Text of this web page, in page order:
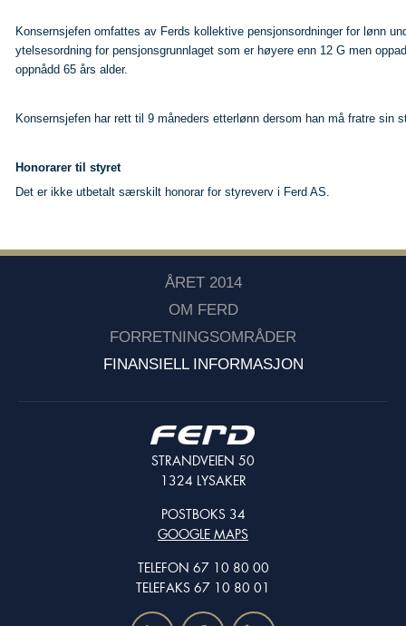
Konsernsjefen omfattes av Ferds kollektive pensjonsordninger for lønn
ytelsesordning for pensjonsgrunnlaget som er høyere enn 12 G men
oppnådd 65 års alder.
Konsernsjefen har rett til 9 måneders etterlønn dersom han må fratre sin
Honorarer til styret
Det er ikke utbetalt særskilt honorar for styreverv i Ferd AS.
ÅRET 2014
OM FERD
FORRETNINGSOMRÅDER
FINANSIELL INFORMASJON
STRANDVEIEN 50
1324 LYSAKER
POSTBOKS 34
GOOGLE MAPS
TELEFON 67 10 80 00
TELEFAKS 67 10 80 01